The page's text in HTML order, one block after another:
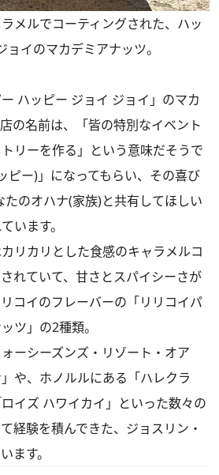
メルでコーティングされた、ハッ
イのマカデミアナッツ。
ハッピー ジョイ ジョイ」のマカ
の名前は、「皆の特別なイベント
リーを作る」という意味だそうで
ピー)」になってもらい、その喜び
たのオハナ(家族)と共有してほしい
います。
リカリとした食感のキャラメルコ
れていて、甘さとスパイシーさが
コイのフレーバーの「リリコイパ
ツ」の2種類。
ーシーズンズ・リゾート・オア
や、ホノルルにある「ハレクラ
イズ ハワイカイ」といった数々の
経験を積んできた、ジョスリン・
ます。